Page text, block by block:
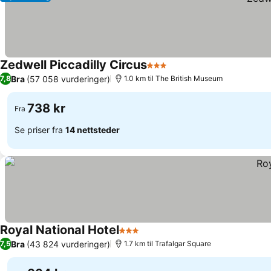
Zedwell Piccadilly Circus3 Stjerner
7,8Bra (57 058 vurderinger) 1.0 km til The British Museum
Fra 738 kr
Se priser fra 14 nettsteder
Royal National Hotel3 Stjerner
7,5Bra (43 824 vurderinger) 1.7 km til Trafalgar Square